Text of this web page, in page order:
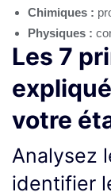
Chimiques :
Physiques :
Les 7
votre
Analysez
identifier